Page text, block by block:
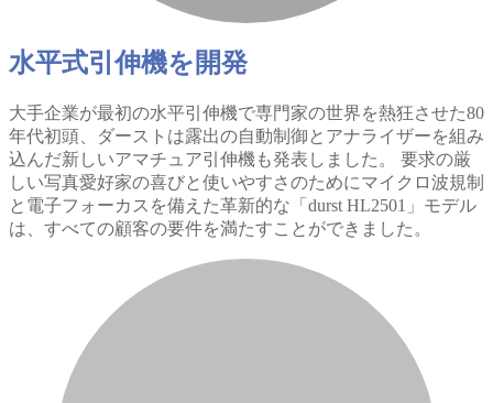
水平式引伸機を開発
大手企業が最初の水平引伸機で専門家の世界を熱狂させた80
年代初頭、ダーストは露出の自動制御とアナライザーを組み
込んだ新しいアマチュア引伸機も発表しました。 要求の厳
しい写真愛好家の喜びと使いやすさのためにマイクロ波規制
と電子フォーカスを備えた革新的な「durst HL2501」モデル
は、すべての顧客の要件を満たすことができました。